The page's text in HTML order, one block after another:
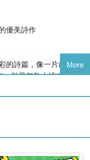
優美詩作
的詩篇，像一片山花浪
，引發無數人情感的共
（詳情請關注官網、
More